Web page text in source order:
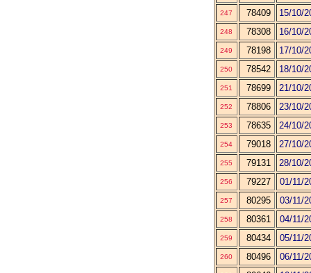
247 78409 15/10/
248 78308 16/10/
249 78198 17/10/
250 78542 18/10/
251 78699 21/10/
252 78806 23/10/
253 78635 24/10/
254 79018 27/10/
255 79131 28/10/
256 79227 01/11/
257 80295 03/11/
258 80361 04/11/
259 80434 05/11/
260 80496 06/11/